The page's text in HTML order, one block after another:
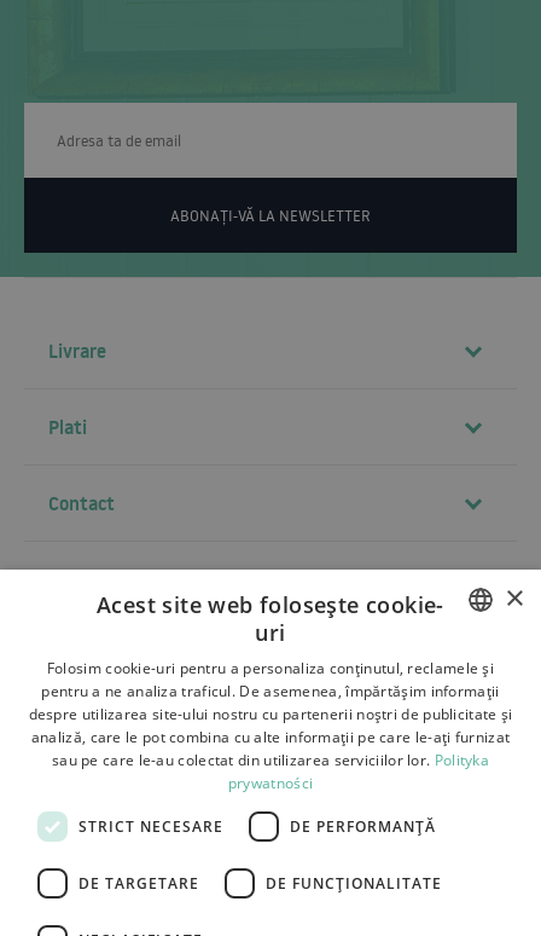
ABONAȚI-VĂ LA NEWSLETTER
Livrare
Plati
Contact
Retururi si reclamatii
Contact
POLISH
BULGARIAN
CZECH
SPANISH
×
Acest site web folosește cookie-
uri
Folosim cookie-uri pentru a personaliza conținutul, reclamele și
pentru a ne analiza traficul. De asemenea, împărtășim informații
despre utilizarea site-ului nostru cu partenerii noștri de publicitate și
analiză, care le pot combina cu alte informații pe care le-ați furnizat
sau pe care le-au colectat din utilizarea serviciilor lor. Polityka
prywatności
STRICT NECESARE DE PERFORMANȚĂ
DE TARGETARE DE FUNCŢIONALITATE